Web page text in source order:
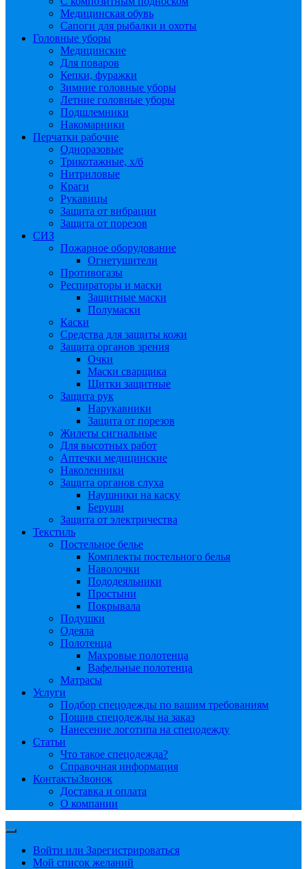
Медицинская обувь
Сапоги для рыбалки и охоты
Головные уборы
Медицинские
Для поваров
Кепки, фуражки
Зимние головные уборы
Летние головные уборы
Подшлемники
Накомарники
Перчатки рабочие
Одноразовые
Трикотажные, х/б
Нитриловые
Краги
Рукавицы
Защита от вибрации
Защита от порезов
СИЗ
Пожарное оборудование
Огнетушители
Противогазы
Респираторы и маски
Защитные маски
Полумаски
Каски
Средства для защиты кожи
Защита органов зрения
Очки
Маски сварщика
Щитки защитные
Защита рук
Нарукавники
Защита от порезов
Жилеты сигнальные
Для высотных работ
Аптечки медицинские
Наколенники
Защита органов слуха
Наушники на каску
Беруши
Защита от электричества
Текстиль
Постельное белье
Комплекты постельного белья
Наволочки
Пододеяльники
Простыни
Покрывала
Подушки
Одеяла
Полотенца
Махровые полотенца
Вафельные полотенца
Матрасы
Услуги
Подбор спецодежды по вашим требованиям
Пошив спецодежды на заказ
Нанесение логотипа на спецодежду
Статьи
Что такое спецодежда?
Справочная информация
КонтактыЗвонок
Доставка и оплата
О компании
Войти или Зарегистрироваться
Мой список желаний